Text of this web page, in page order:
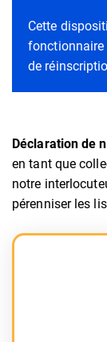
Cette
fonctionnaire
de
Déclaration de
en tant que
notre
pérenniser les